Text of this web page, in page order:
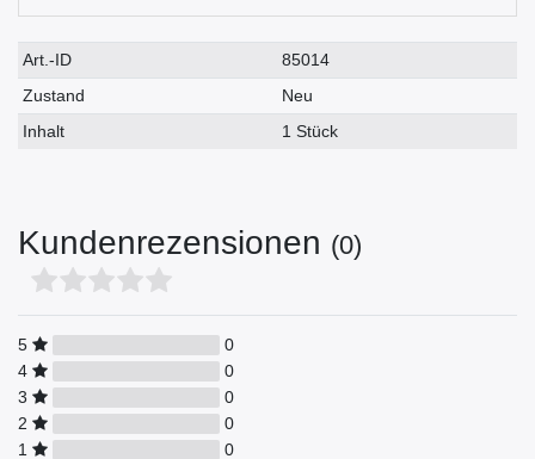
Technisches
Merkmal
Wert
Art.-ID
85014
Zustand
Neu
Inhalt
1 Stück
Kundenrezensionen (0)
5
0
4
0
3
0
2
0
1
0